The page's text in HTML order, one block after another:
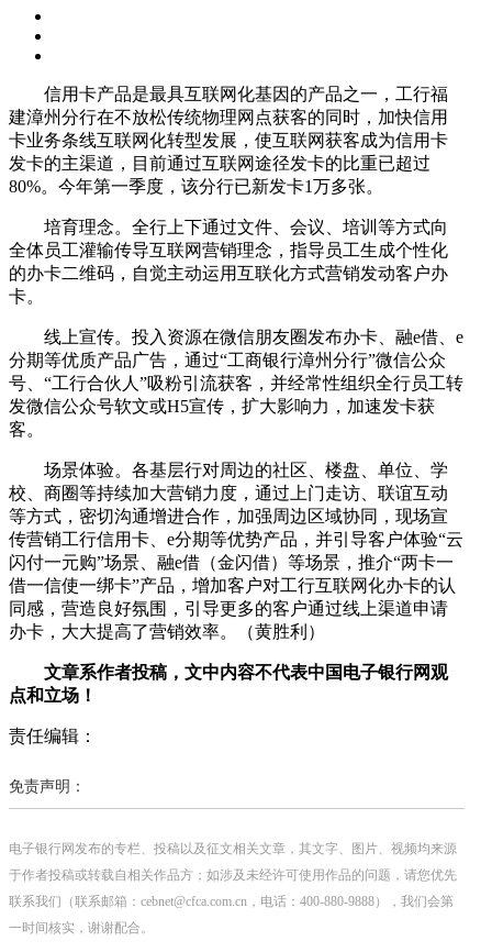
信用卡产品是最具互联网化基因的产品之一，工行福
建漳州分行在不放松传统物理网点获客的同时，加快信用
卡业务条线互联网化转型发展，使互联网获客成为信用卡
发卡的主渠道，目前通过互联网途径发卡的比重已超过
80%。今年第一季度，该分行已新发卡1万多张。
培育理念。全行上下通过文件、会议、培训等方式向
全体员工灌输传导互联网营销理念，指导员工生成个性化
的办卡二维码，自觉主动运用互联化方式营销发动客户办
卡。
线上宣传。投入资源在微信朋友圈发布办卡、融e借、e
分期等优质产品广告，通过“工商银行漳州分行”微信公众
号、“工行合伙人”吸粉引流获客，并经常性组织全行员工转
发微信公众号软文或H5宣传，扩大影响力，加速发卡获
客。
场景体验。各基层行对周边的社区、楼盘、单位、学
校、商圈等持续加大营销力度，通过上门走访、联谊互动
等方式，密切沟通增进合作，加强周边区域协同，现场宣
传营销工行信用卡、e分期等优势产品，并引导客户体验“云
闪付一元购”场景、融e借（金闪借）等场景，推介“两卡一
借一信使一绑卡”产品，增加客户对工行互联网化办卡的认
同感，营造良好氛围，引导更多的客户通过线上渠道申请
办卡，大大提高了营销效率。（黄胜利）
文章系作者投稿，文中内容不代表中国电子银行网观
点和立场！
责任编辑：
免责声明：
电子银行网发布的专栏、投稿以及征文相关文章，其文字、图片、视频均来源
于作者投稿或转载自相关作品方；如涉及未经许可使用作品的问题，请您优先
联系我们（联系邮箱：cebnet@cfca.com.cn，电话：400-880-9888），我们会第
一时间核实，谢谢配合。